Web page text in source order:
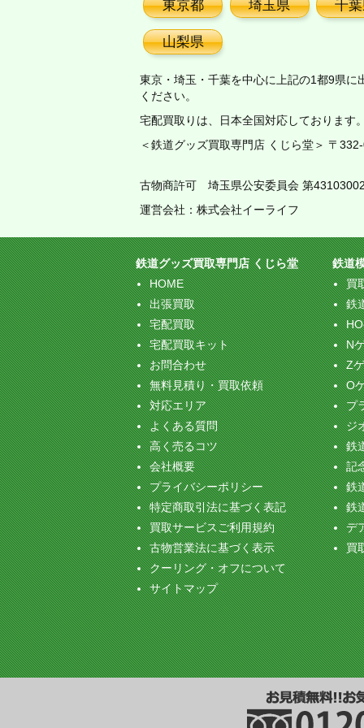
東京都 埼玉県 千
山梨県
東京・埼玉・千葉を中心に上記の1都9県に
ください。
宅配買取りは、日本全国対応しております
＜鉄道グッズ買取専門店 くじら堂＞ 〒
古物商許可 埼玉県公安委員会 第
運営会社：株式会社イーライフ
鉄道グッズ買取専門店 くじら堂
HOME
出張買取
宅配買取
宅配買取キット
お問合わせ
無料見積り・買取依頼
対応エリア
よくある質問
高く売るコツ
会社概要
プライバシーポリシー
特定商取引法に基づく表記
買取サービスご利用規約
古物営業法に基づく表示
クーリング・オフについて
サイトマップ
鉄道
買
鉄
N
Z
O
プ
ジ
鉄
記
鉄
鉄
デ
買